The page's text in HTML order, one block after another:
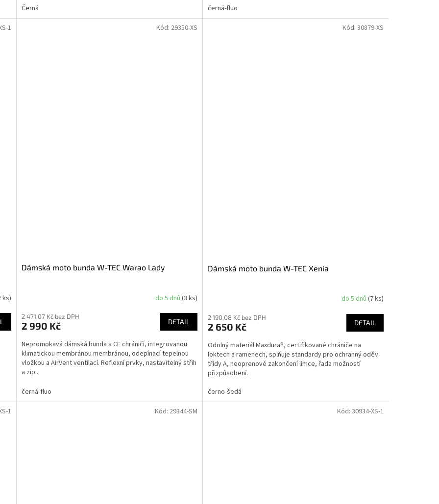
Černá
černá-fluo
ks)
1
Dámská moto bunda W-TEC Warao Lady
do 5 dnů (3 ks)
2 471,07 Kč bez DPH
2 990 Kč DETAIL
Nepromokavá dámská bunda s CE chrániči, integrovanou
klimatickou membránou membránou, odepínací tepelnou
vložkou a AirVent ventilací. Reflexní prvky, nastavitelný střih
a zip...
černá-fluo
Kód: 29350-XS
Dámská moto bunda W-TEC Xenia
do 5 dnů (7 ks)
2 190,08 Kč bez DPH
2 650 Kč DETAIL
Odolný materiál Maxdura®, certifikované chrániče na
loktech a ramenech, splňuje standardy pro ochranný oděv
třídy A, neoprenové zakončení límce, řada možností
přizpůsobení.
černo-šedá
Kód: 30879-XS
1 Kód: 29344-SM Kód: 30934-XS-1